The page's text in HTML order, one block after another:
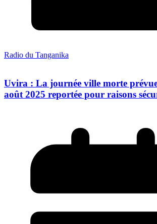
Radio du Tanganika
Uvira : La journée ville morte
août 2025 reportée pour raisons